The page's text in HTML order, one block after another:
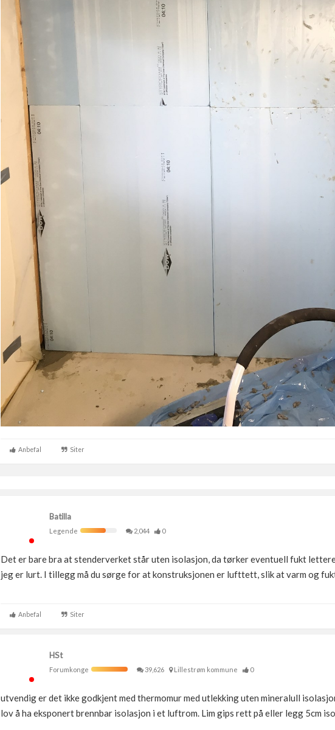
Anbefal Siter
Batilla
Legende
2,044 0
Det er bare bra at stenderverket står uten isolasjon, da tørker eventuell fukt
jeg er lurt. I tillegg må du sørge for at konstruksjonen er lufttett, slik at varm og
Anbefal Siter
HSt
Forumkonge
39,626 Lillestrøm kommune 0
utvendig er det ikke godkjent med thermomur med utlekking uten mineralull
lov å ha eksponert brennbar isolasjon i et luftrom. Lim gips rett på eller legg 5cm